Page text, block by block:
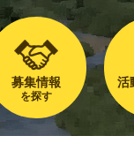
募集情報
を探す
活